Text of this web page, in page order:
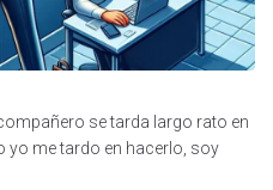
se tarda largo rato en
yo me tardo en hacerlo, soy